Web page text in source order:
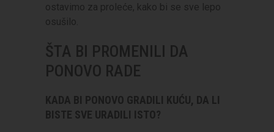
ostavimo za proleće, kako bi se sve lepo
osušilo.
ŠTA BI PROMENILI DA
PONOVO RADE
KADA BI PONOVO GRADILI KUĆU, DA LI
BISTE SVE URADILI ISTO?